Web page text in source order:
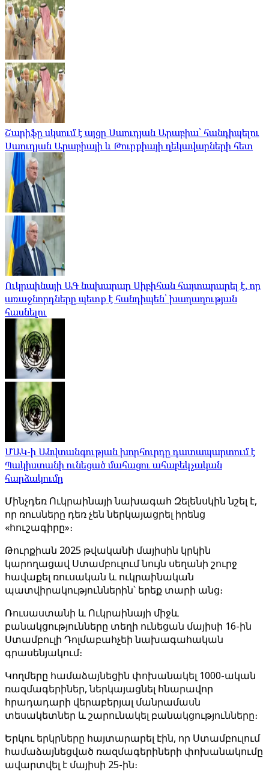
Շարիֆը սկսում է այցը Սաուդյան Արաբիա՝ հանդիպելու
Սաուդյան Արաբիայի և Թուրքիայի ղեկավարների հետ
Ուկրաինայի ԱԳ նախարար Սիբիհան հայտարարել է, որ
առաջնորդները պետք է հանդիպեն՝ խաղաղության
հասնելու
ՄԱԿ-ի Անվտանգության խորհուրդը դատապարտում է
Պակիստանի ունեցած մահացու ահաբեկչական
հարձակումը
Մինչդեռ Ուկրաինայի նախագահ Զելենսկին նշել է,
որ ռուսները դեռ չեն ներկայացրել իրենց
«հուշագիրը»։
Թուրքիան 2025 թվականի մայիսին կրկին
կարողացավ Ստամբուլում նույն սեղանի շուրջ
հավաքել ռուսական և ուկրաինական
պատվիրակություններին՝ երեք տարի անց։
Ռուսաստանի և Ուկրաինայի միջև
բանակցությունները տեղի ունեցան մայիսի 16-ին
Ստամբուլի Դոլմաբահչեի նախագահական
գրասենյակում։
Կողմերը համաձայնեցին փոխանակել 1000-ական
ռազմագերիներ, ներկայացնել հնարավոր
հրադադարի վերաբերյալ մանրամասն
տեսակետներ և շարունակել բանակցությունները։
Երկու երկրները հայտարարել էին, որ Ստամբուլում
համաձայնեցված ռազմագերիների փոխանակումը
ավարտվել է մայիսի 25-ին։